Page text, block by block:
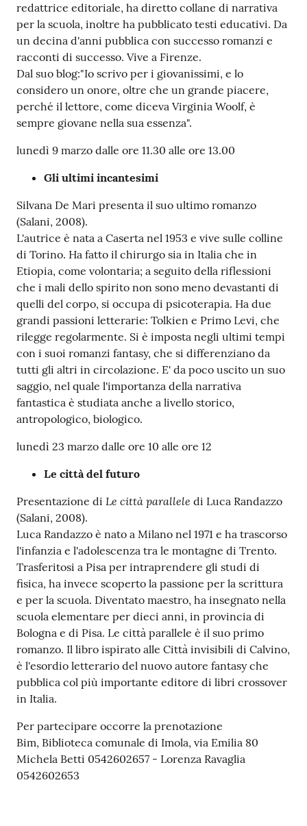
Seguici
su
Catalogo
on line
Eventi
Chiedi al
bibliotecario
Avvisi
Orari
redattrice editoriale, ha diretto collane di narrativa
per la scuola, inoltre ha pubblicato testi educativi. Da
un decina d'anni pubblica con successo romanzi e
racconti di successo. Vive a Firenze.
Dal suo blog:"Io scrivo per i giovanissimi, e lo
considero un onore, oltre che un grande piacere,
perché il lettore, come diceva Virginia Woolf, è
sempre giovane nella sua essenza".
lunedì 9 marzo dalle ore 11.30 alle ore 13.00
Gli ultimi incantesimi
Silvana De Mari presenta il suo ultimo romanzo
(Salani, 2008).
L'autrice è nata a Caserta nel 1953 e vive sulle colline
di Torino. Ha fatto il chirurgo sia in Italia che in
Etiopia, come volontaria; a seguito della riflessioni
che i mali dello spirito non sono meno devastanti di
quelli del corpo, si occupa di psicoterapia. Ha due
grandi passioni letterarie: Tolkien e Primo Levi, che
rilegge regolarmente. Si è imposta negli ultimi tempi
con i suoi romanzi fantasy, che si differenziano da
tutti gli altri in circolazione. E' da poco uscito un suo
saggio, nel quale l'importanza della narrativa
fantastica è studiata anche a livello storico,
antropologico, biologico.
lunedì 23 marzo dalle ore 10 alle ore 12
Le città del futuro
Presentazione di Le città parallele di Luca Randazzo
(Salani, 2008).
Luca Randazzo è nato a Milano nel 1971 e ha trascorso
l'infanzia e l'adolescenza tra le montagne di Trento.
Trasferitosi a Pisa per intraprendere gli studi di
fisica, ha invece scoperto la passione per la scrittura
e per la scuola. Diventato maestro, ha insegnato nella
scuola elementare per dieci anni, in provincia di
Bologna e di Pisa. Le città parallele è il suo primo
romanzo. Il libro ispirato alle Città invisibili di Calvino,
è l'esordio letterario del nuovo autore fantasy che
pubblica col più importante editore di libri crossover
in Italia.
Per partecipare occorre la prenotazione
Bim, Biblioteca comunale di Imola, via Emilia 80
Michela Betti 0542602657 - Lorenza Ravaglia
0542602653